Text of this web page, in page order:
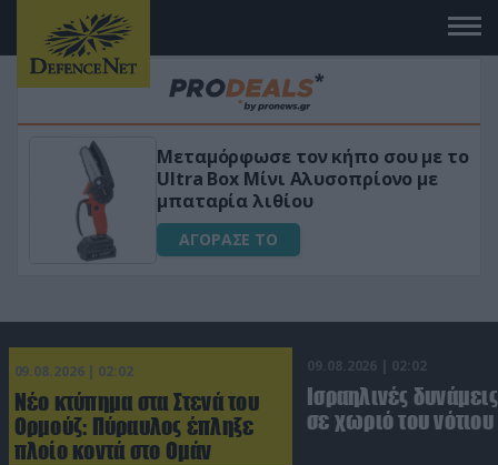
σου με το
με
«Μαγική» φόρμουλα
για αύξηση της
ΑΓΟΡΑΣΕ ΤΟ
09.08.2026 | 02:02
Νέο κτύπημα στα Στενά του
Ορμούζ: Πύραυλος έπληξε
πλοίο κοντά στο Ομάν
09.08.2026 | 02:02
Ισραηλινές
σε χωριό του